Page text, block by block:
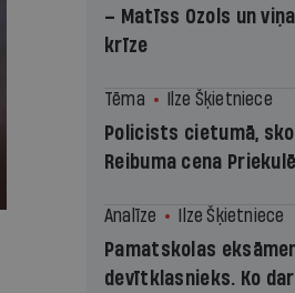
– Matīss Ozols un
krīze
Tēma Ilze Šķietniece
Policists cietumā,
Reibuma cena Priekulē
Analīze Ilze Šķietniece
Pamatskolas
devītklasnieks. Ko